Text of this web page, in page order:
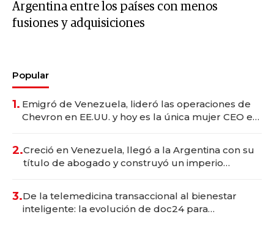
Argentina entre los países con menos
fusiones y adquisiciones
Popular
1. Emigró de Venezuela, lideró las operaciones de
Chevron en EE.UU. y hoy es la única mujer CEO en
2.Creció en Venezuela, llegó a la Argentina con su
título de abogado y construyó un imperio
3.De la telemedicina transaccional al bienestar
inteligente: la evolución de doc24 para